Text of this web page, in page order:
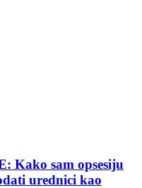
Kako sam opsesiju
urednici kao